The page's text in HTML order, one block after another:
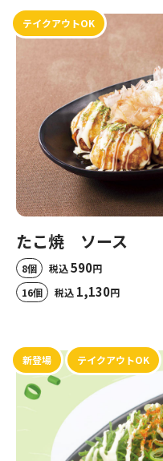
たこ焼 ソース
税込590円
税込 1,130円
テイクアウトOK
新登場 テイクアウトOK